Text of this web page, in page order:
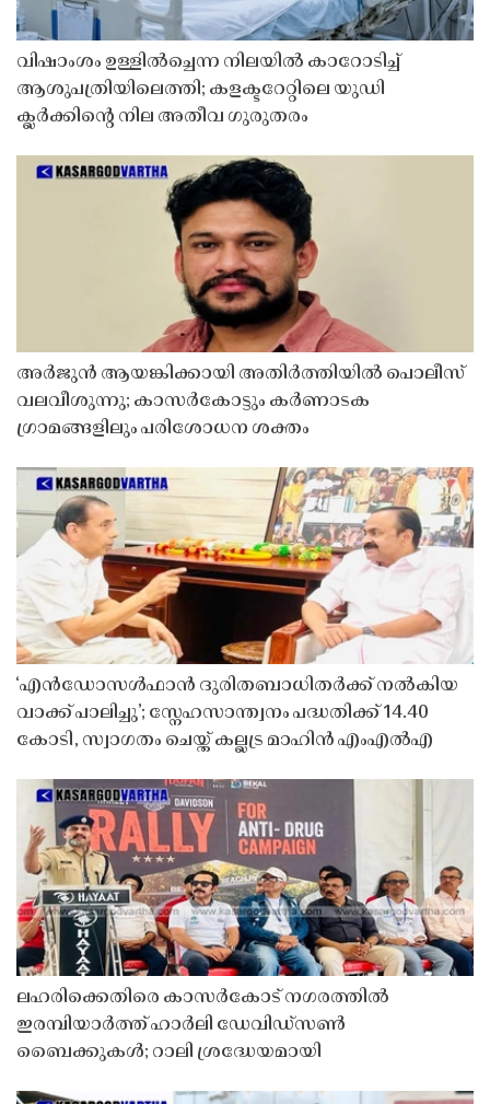
വിഷാംശം ഉള്ളിൽച്ചെന്ന നിലയിൽ കാറോടിച്ച്
ആശുപത്രിയിലെത്തി; കളക്ടറേറ്റിലെ യുഡി
ക്ലർക്കിൻ്റെ നില അതീവ ഗുരുതരം
അർജുൻ ആയങ്കിക്കായി അതിർത്തിയിൽ പൊലീസ്
വലവീശുന്നു; കാസർകോട്ടും കർണാടക
ഗ്രാമങ്ങളിലും പരിശോധന ശക്തം
‘എൻഡോസൾഫാൻ ദുരിതബാധിതർക്ക് നൽകിയ
വാക്ക് പാലിച്ചു’; സ്നേഹസാന്ത്വനം പദ്ധതിക്ക് 14.40
കോടി, സ്വാഗതം ചെയ്ത് കല്ലട്ര മാഹിൻ എംഎൽഎ
ലഹരിക്കെതിരെ കാസർകോട് നഗരത്തിൽ
ഇരമ്പിയാർത്ത് ഹാർലി ഡേവിഡ്‌സൺ
ബൈക്കുകൾ; റാലി ശ്രദ്ധേയമായി